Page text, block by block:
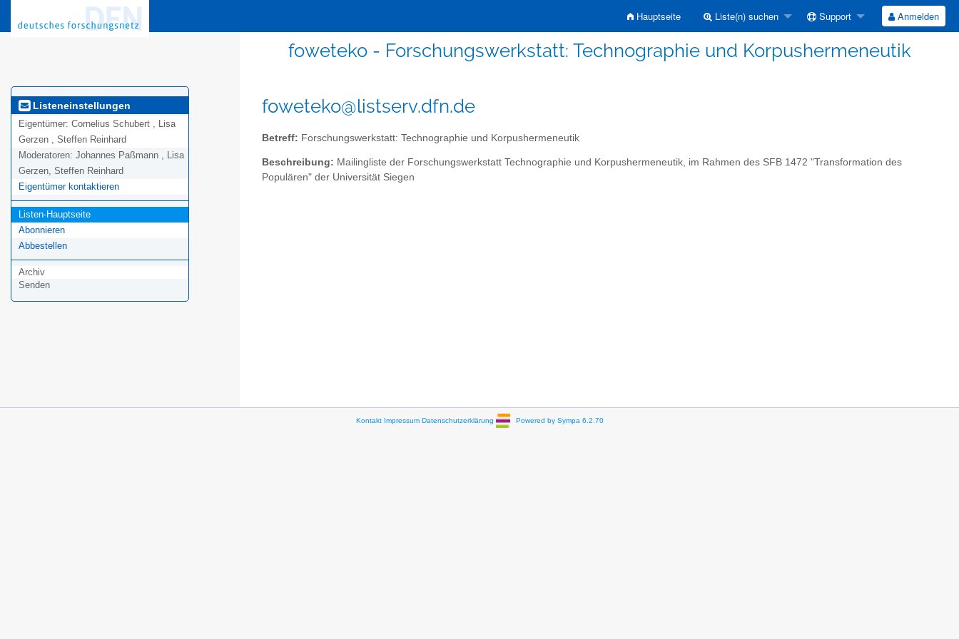
Hauptseite Liste(n) suchen Support Anmelden
foweteko - Forschungswerkstatt: Technographie und Korpushermeneutik
Listeneinstellungen
Eigentümer: Cornelius Schubert , Lisa
Gerzen , Steffen Reinhard
Moderatoren: Johannes Paßmann , Lisa
Gerzen, Steffen Reinhard
Eigentümer kontaktieren
Listen-Hauptseite
Abonnieren
Abbestellen
Archiv
Senden
foweteko@listserv.dfn.de
Betreff: Forschungswerkstatt: Technographie und Korpushermeneutik
Beschreibung: Mailingliste der Forschungswerkstatt Technographie und Korpushermeneutik, im Rahmen des SFB 1472 "Transformation des
Populären" der Universität Siegen
Kontakt Impressum Datenschutzerklärung Powered by Sympa 6.2.70